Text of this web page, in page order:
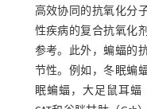
高效协同的抗氧化分
性疾病的复合抗氧化
参考。此外，蝙蝠的
节性。例如，冬眠蝙
眠蝙蝠，大足鼠耳蝠